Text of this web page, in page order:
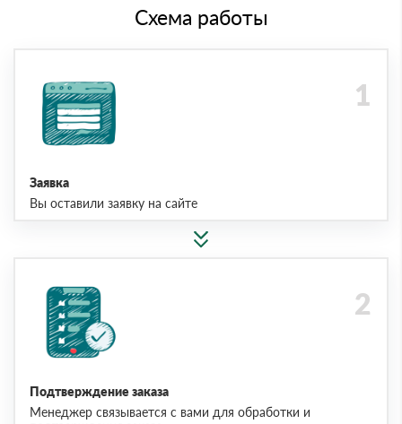
Схема работы
Заявка
Вы оставили заявку на сайте
Подтверждение заказа
Менеджер связывается с вами для обработки и